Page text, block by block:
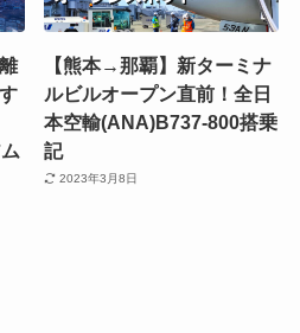
【熊本→那覇】新ターミナ
ルビルオープン直前！全日
本空輸(ANA)B737-800搭乗
記
2023年3月8日